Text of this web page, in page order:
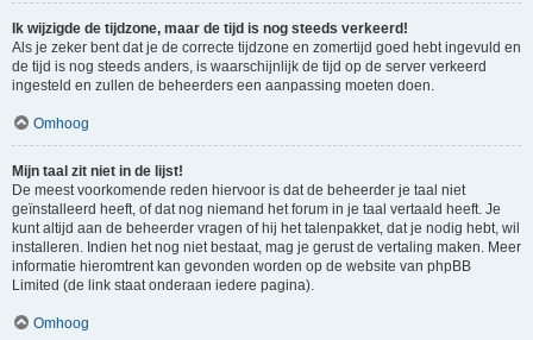
Ik wijzigde de tijdzone, maar de tijd is nog steeds verkeerd!
Als je zeker bent dat je de correcte tijdzone en zomertijd goed hebt ingevuld en
de tijd is nog steeds anders, is waarschijnlijk de tijd op de server verkeerd
ingesteld en zullen de beheerders een aanpassing moeten doen.
Omhoog
Mijn taal zit niet in de lijst!
De meest voorkomende reden hiervoor is dat de beheerder je taal niet
geïnstalleerd heeft, of dat nog niemand het forum in je taal vertaald heeft. Je
kunt altijd aan de beheerder vragen of hij het talenpakket, dat je nodig hebt, wil
installeren. Indien het nog niet bestaat, mag je gerust de vertaling maken. Meer
informatie hieromtrent kan gevonden worden op de website van phpBB
Limited (de link staat onderaan iedere pagina).
Omhoog